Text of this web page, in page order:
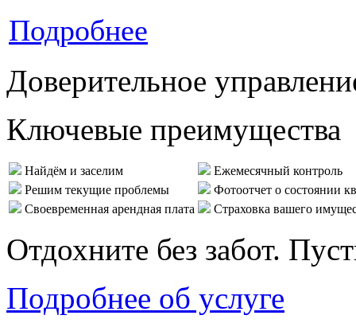
Подробнее
Доверительное
Ключевые преимущества
Найдём и заселим
Ежемесячный контроль
Решим текущие проблемы
Фотоотчет о состоянии
Своевременная арендная плата
Страховка вашего
Отдохните без забот.
Подробнее об услуге